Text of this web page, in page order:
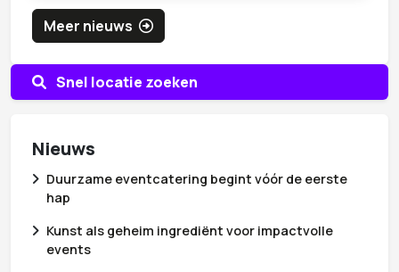
Snel locatie zoeken
Nieuws
Duurzame eventcatering begint vóór de eerste
hap
Kunst als geheim ingrediënt voor impactvolle
events
Meer nieuws